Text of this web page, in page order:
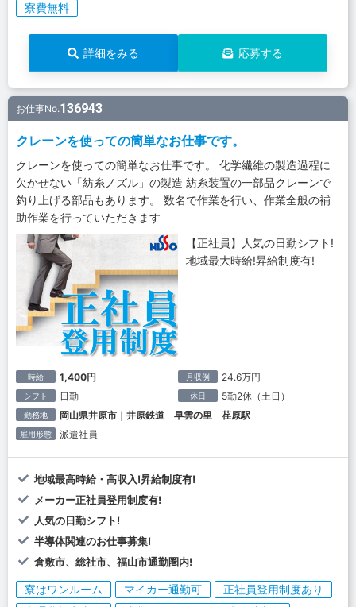
寮費無料
詳細をみる 応募する
お仕事No.136943
クレーンを使っての簡単なお仕事です。
クレーンを使っての簡単なお仕事です。 化学繊維の製造過程に
欠かせない「紡糸ノズル」の製造 紡糸装置の一部品クレーンで
釣り上げる部品もあります。 数名で作業を行い、作業全般の補
助作業を行っていただきます
【正社員】人気の日勤シフト!
地域最大時給!昇給制度有!
時給 1,400円 月収例 24.6万円
シフト 日勤 休日 5勤2休（土日）
勤務地 岡山県井原市｜井原鉄道 早雲の里 荏原駅
雇用形態 派遣社員
地域最高時給・高収入!昇給制度有!
メーカー正社員登用制度有!
人気の日勤シフト!
半導体関連のお仕事募集!
倉敷市、総社市、福山市通勤圏内!
寮はワンルーム マイカー通勤可
正社員登用制度あり